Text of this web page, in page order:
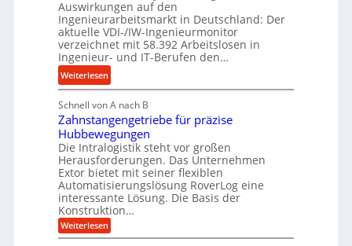
y
d
r
a
u
l
i
m
V
e
r
g
l
e
n
g
l
e
b
i
g
e
K
u
g
e
l
g
e
w
e
s
s
t
e
i
g
r
t
U
m
s
a
t
z
Auswirkungen auf den
Ingenieurarbeitsmarkt in Deutschland: Der
aktuelle VDI-/IW-Ingenieurmonitor
verzeichnet mit 58.392 Arbeitslosen in
Ingenieur- und IT-Berufen den…
Weiterlesen:
M
e
h
r
A
r
b
e
i
t
s
Schnell von A nach B
Zahnstangengetriebe für präzise
Hubbewegungen
Die Intralogistik steht vor großen
Herausforderungen. Das Unternehmen
Extor bietet mit seiner flexiblen
Automatisierungslösung RoverLog eine
interessante Lösung. Die Basis der
Konstruktion…
Weiterlesen:
Z